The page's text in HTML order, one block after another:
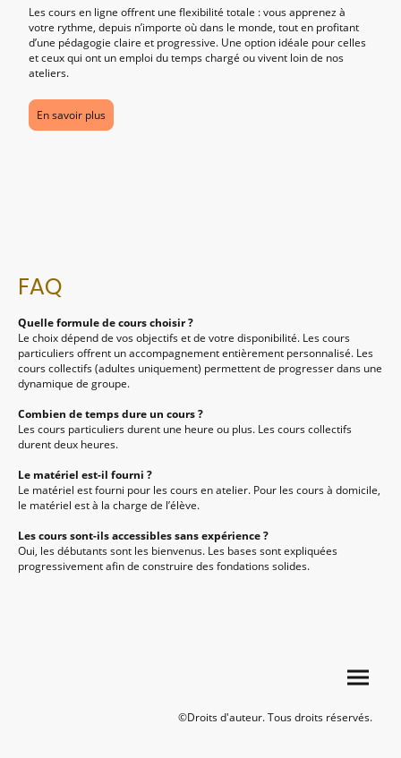
Les cours en ligne offrent une flexibilité totale : vous apprenez à
votre rythme, depuis n’importe où dans le monde, tout en profitant
d’une pédagogie claire et progressive. Une option idéale pour celles
et ceux qui ont un emploi du temps chargé ou vivent loin de nos
ateliers.
En savoir plus
FAQ
Quelle formule de cours choisir ?
Le choix dépend de vos objectifs et de votre disponibilité. Les cours
particuliers offrent un accompagnement entièrement personnalisé. Les
cours collectifs (adultes uniquement) permettent de progresser dans une
dynamique de groupe.
Combien de temps dure un cours ?
Les cours particuliers durent une heure ou plus. Les cours collectifs
durent deux heures.
Le matériel est-il fourni ?
Le matériel est fourni pour les cours en atelier. Pour les cours à domicile,
le matériel est à la charge de l’élève.
Les cours sont-ils accessibles sans expérience ?
Oui, les débutants sont les bienvenus. Les bases sont expliquées
progressivement afin de construire des fondations solides.
©Droits d'auteur. Tous droits réservés.